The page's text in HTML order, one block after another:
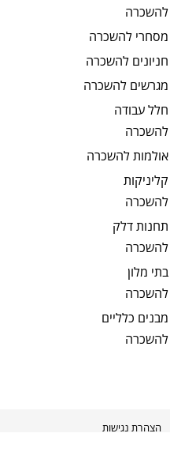
להשכרה
מסחרי להשכרה
חניונים להשכרה
מגרשים להשכרה
חלל עבודה
להשכרה
אולמותלהשכרה
קליניקות
להשכרה
תחנות דלק
להשכרה
בתי מלון
להשכרה
מבנים כלליים
להשכרה
הצהרת נגישות